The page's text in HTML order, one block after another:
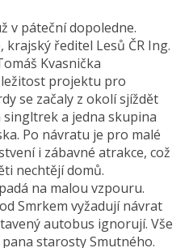
v páteční dopoledne.
ředitel Lesů ČR Ing.
Kvasnička
projektu pro
se začaly z okolí sjíždět
a jedna skupina
Po návratu je pro malé
i zábavné atrakce, což
nechtějí domů.
na malou vzpouru.
Smrkem vyžadují návrat
autobus ignorují. Vše
starosty Smutného.